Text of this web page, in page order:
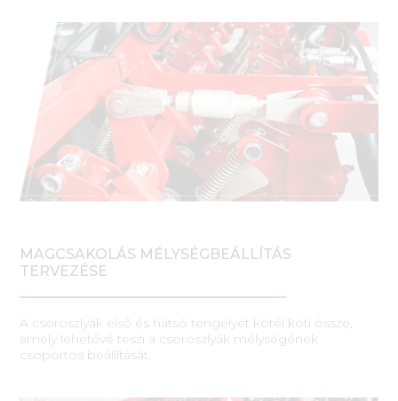
MAGCSAKOLÁS MÉLYSÉGBEÁLLÍTÁS
TERVEZÉSE
A csoroszlyák első és hátsó tengelyét kötél köti össze,
amely lehetővé teszi a csoroszlyák mélységének
csoportos beállítását.